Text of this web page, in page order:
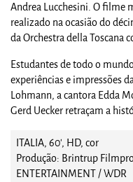
Andrea Lucchesini. O filme
realizado na ocasião do
da Orchestra della Toscana
Estudantes de todo o
experiências e impressões
Lohmann, a cantora Edda
Gerd Uecker retraçam a
ITALIA, 60', HD, cor
Produção: Brintrup
ENTERTAINMENT / WDR